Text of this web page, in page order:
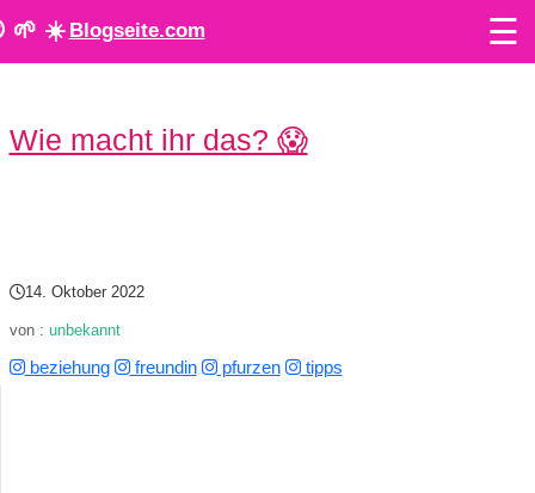
🌱 ☀️ Blogseite.com ☰
n
n
e
T
Wie macht ihr das? 😱
14. Oktober 2022
von : unbekannt
beziehung freundin pfurzen tipps